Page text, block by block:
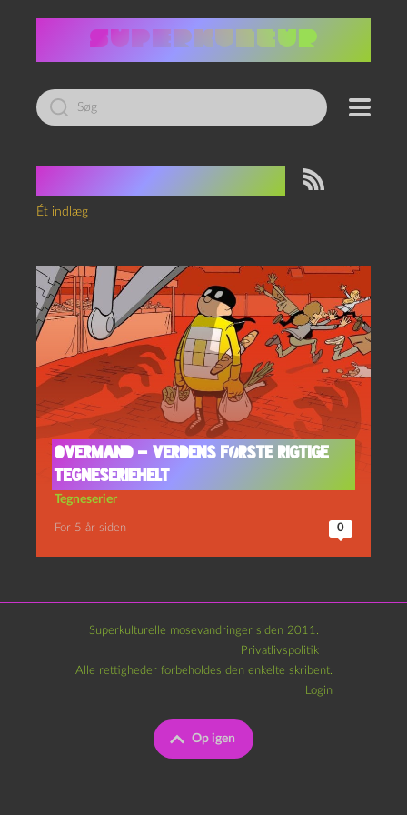
Led
efter:
Ét indlæg
Overmand – Verdens første rigtige
tegneseriehelt
Tegneserier
For 5 år siden 0
Superkulturelle mosevandringer siden 2011.
Privatlivspolitik
Op igen
Alle rettigheder forbeholdes den enkelte skribent.
Login